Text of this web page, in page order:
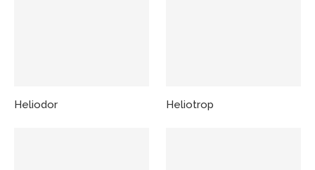
Heliodor Heliotrop